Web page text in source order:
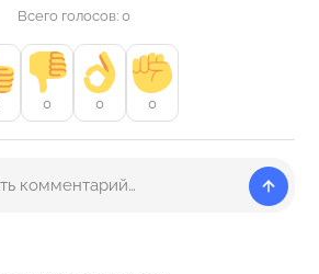
Всего голосов: 0
0 0 0